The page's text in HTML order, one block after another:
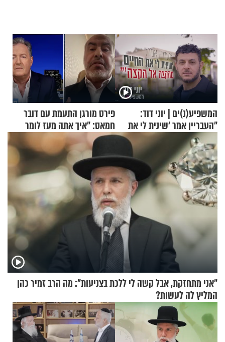
המשפיע(נ)ים | יוני דוד:
"העבריין אמר 'שינית לי את
החיים מהקצה אל הקצה'"
פירס מורגן התעמת עם דובר
חמאס: "איך אתה מעז לומר
שלא ביצעתם פשעי מלחמה?!"
"אני מתחזקת, אבל קשה לי ללכת בצניעות": מה הרב זמיר כהן
המליץ לה לעשות?